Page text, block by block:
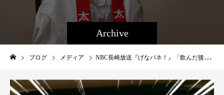
Archive
ブログ メディア NBC長崎放送『げなパネ！』「飲んだ後の家族への土産ランキング」第1位獲得